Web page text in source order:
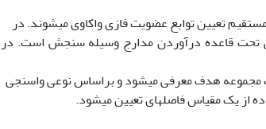
تعیین توابع عضویت فازی واکاوی میشوند. در
تحت قاعده درآوردن مدارج وسیله سنجش است. در
مجموعه هدف معرفی میشود و براساس نوعی واسنجی
از یک مقیاس فاصلهای تعیین میشود.